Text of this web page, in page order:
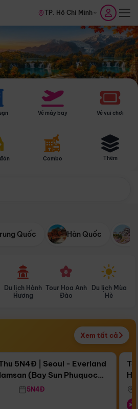
TP. Hồ Chí Minh
Vé máy bay Vé vui chơi
Combo Thêm
Quốc Hàn Quốc
Du lịch Hành
Hương
Tour Hoa Anh
Đào
Du lịch Mùa
Hè
Xem tất cả
Điểm nổi bật
5N4Đ | Seoul - Everland
(Bay Sun Phuquoc
5N4Đ